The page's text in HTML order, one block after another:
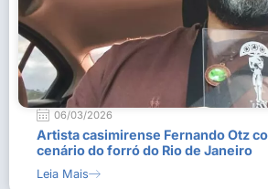
06/03/2026
Artista casimirense Fernando Otz
cenário do forró do Rio de Janeiro
Leia Mais